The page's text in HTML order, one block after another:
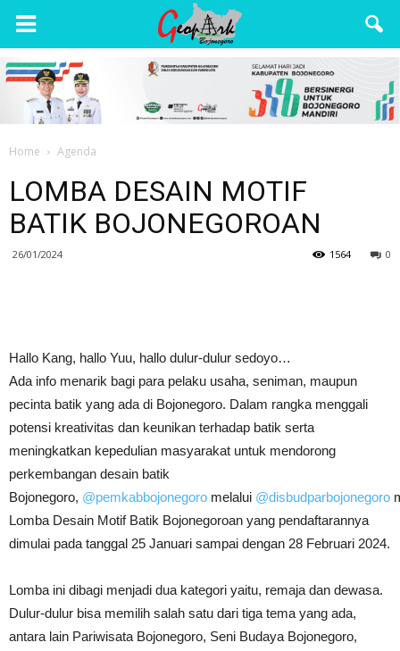
Wisata
Bojonegoro
Home Agenda
LOMBA DESAIN MOTIF
BATIK BOJONEGOROAN
26/01/2024 0
1564
Hallo Kang, hallo Yuu, hallo dulur-dulur sedoyo…
Ada info menarik bagi para pelaku usaha, seniman, maupun
pecinta batik yang ada di Bojonegoro. Dalam rangka menggali
potensi kreativitas dan keunikan terhadap batik serta
meningkatkan kepedulian masyarakat untuk mendorong
perkembangan desain batik
Bojonegoro, @pemkabbojonegoro melalui @disbudparbojonegoro
Lomba Desain Motif Batik Bojonegoroan yang pendaftarannya
dimulai pada tanggal 25 Januari sampai dengan 28 Februari 2024.
Lomba ini dibagi menjadi dua kategori yaitu, remaja dan dewasa.
Dulur-dulur bisa memilih salah satu dari tiga tema yang ada,
antara lain Pariwisata Bojonegoro, Seni Budaya Bojonegoro,